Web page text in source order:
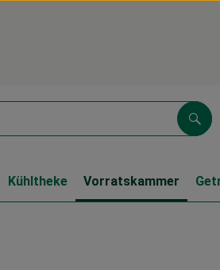
Kühltheke Vorratskammer